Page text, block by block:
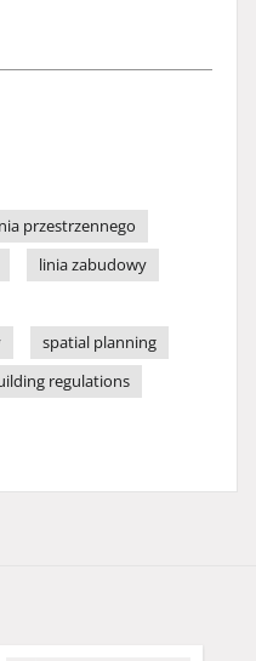
przestrzennego
linia zabudowy
spatial planning
regulations